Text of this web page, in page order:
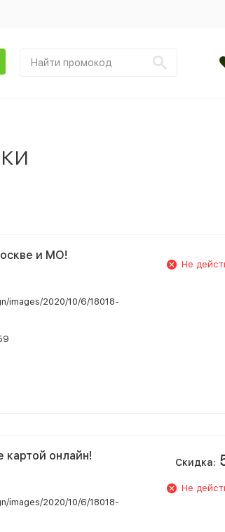
и МО!
images/2020/10/6/18018-
Не
картой онлайн!
images/2020/10/6/18018-
Скидка:
Не